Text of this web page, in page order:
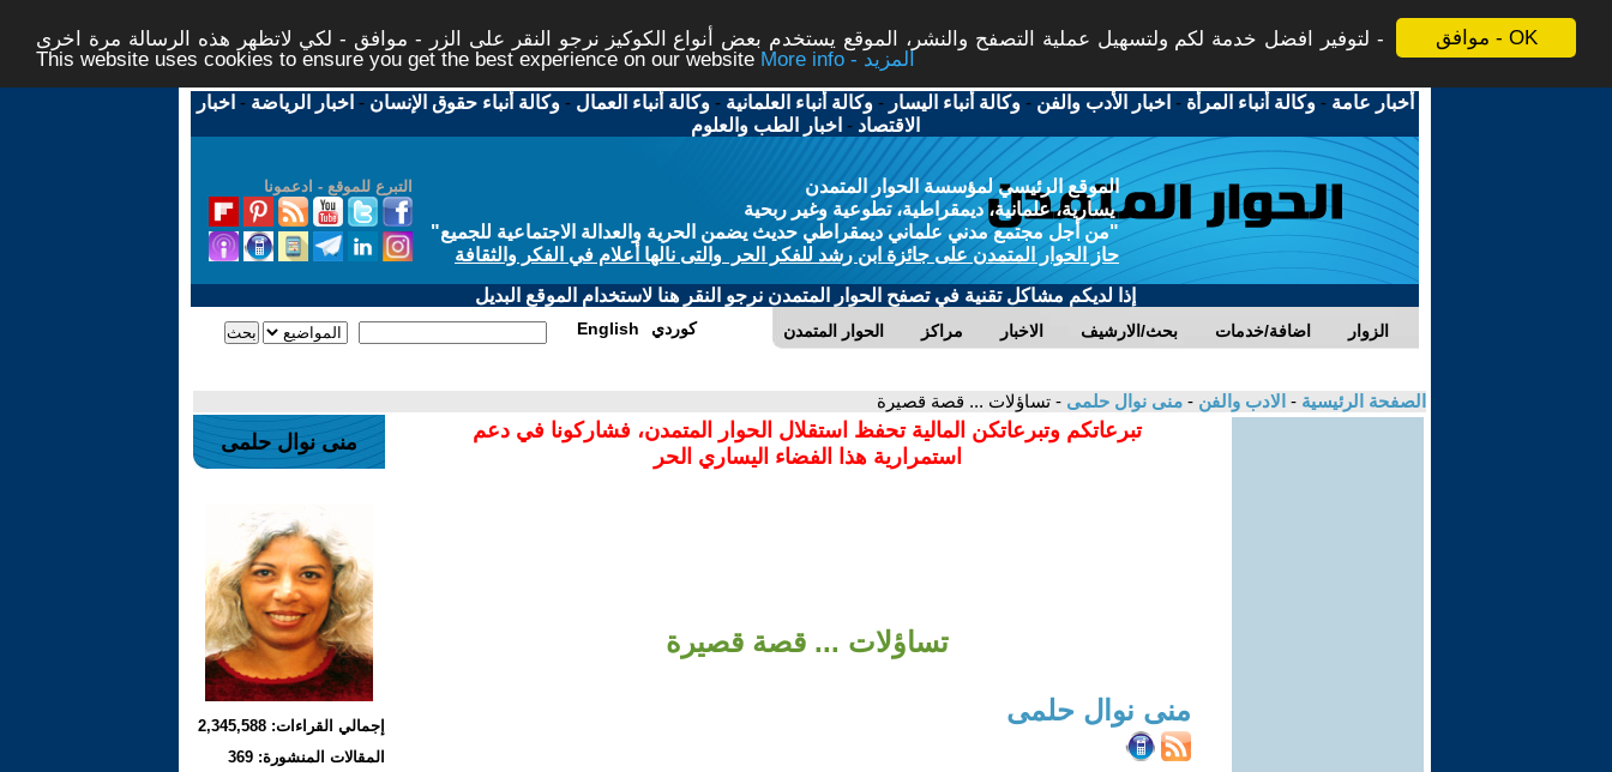
موافق - OK
لتوفير افضل خدمة لكم ولتسهيل عملية التصفح والنشر، الموقع يستخدم بعض أنواع الكوكيز نرجو النقر على الزر - موافق - لكي لاتظهر هذه الرسالة مرة اخرى -
This website uses cookies to ensure you get the best experience on our website
More info - المزيد
أخبار عامة -وكالة أنباء المرأة - اخبار الأدب والفن -وكالة أنباء اليسار -وكالة أنباء العلمانية -وكالة أنباء العمال -وكالة أنباء حقوق الإنسان - اخبار الرياضة - اخبار
الاقتصاد - اخبار الطب والعلوم
التبرع للموقع - ادعمونا
الموقع الرئيسي لمؤسسة الحوار المتمدن
يسارية، علمانية، ديمقراطية، تطوعية وغير ربحية
"من أجل مجتمع مدني علماني ديمقراطي حديث يضمن الحرية والعدالة الاجتماعية للجميع"
حاز الحوار المتمدن على جائزة ابن رشد للفكر الحر والتى نالها أعلام في الفكر والثقافة
إذا لديكم مشاكل تقنية في تصفح الحوار المتمدن نرجو النقر هنا لاستخدام الموقع البديل
الحوار المتمدن مراكز الاخبار بحث/الارشيف اضافة/خدمات الزوار English كوردي
الصفحة الرئيسية - الادب والفن - منى نوال حلمى - تساؤلات ... قصة قصيرة
تبرعاتكم وتبرعاتكن المالية تحفظ استقلال الحوار المتمدن، فشاركونا في دعم
استمرارية هذا الفضاء اليساري الحر
تساؤلات ... قصة قصيرة
منى نوال حلمى
منى نوال حلمى
إجمالي القراءات: 2,345,588
المقالات المنشورة: 369